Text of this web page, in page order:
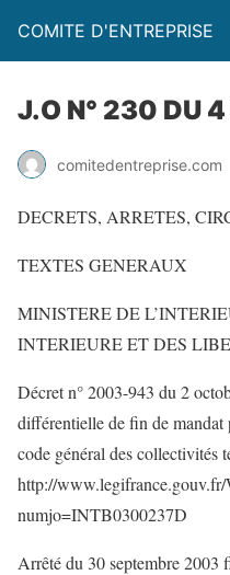
COMITE D'ENTREPRISE
J.O N° 230 DU
comitedentreprise.com
DECRETS, ARRETES,
TEXTES GENERAUX
MINISTERE DE
INTERIEURE ET DES
Décret n° 2003-943 du 2
différentielle de fin de
code général des collectivités
http://
numjo=INTB0300237D
Arrêté du 30 septembre 2003